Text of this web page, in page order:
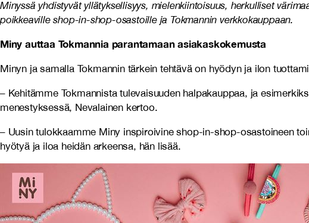
Minyssä yhdistyvät yllätyksellisyys, mielenkiintoisuus, herkulliset
poikkeaville shop-in-shop-osastoille ja Tokmannin verkkokauppaan.
Miny auttaa Tokmannia parantamaan asiakaskokemusta
Minyn ja samalla Tokmannin tärkein tehtävä on hyödyn ja ilon
– Kehitämme Tokmannista tulevaisuuden halpakauppaa, ja
menestyksessä, Nevalainen kertoo.
– Uusin tulokkaamme Miny inspiroivine shop-in-shop-osastoineen
hyötyä ja iloa heidän arkeensa, hän lisää.